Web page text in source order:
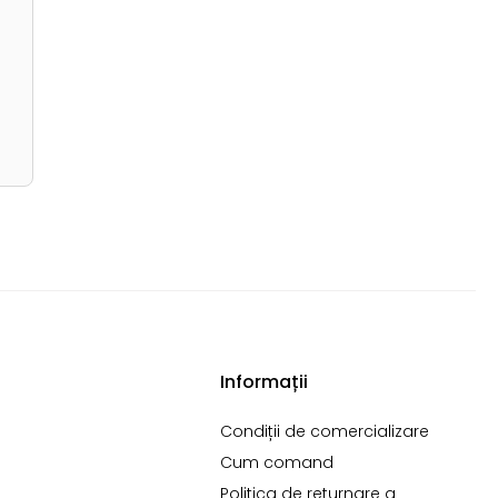
Informații
Condiții de comercializare
Cum comand
Politica de returnare a